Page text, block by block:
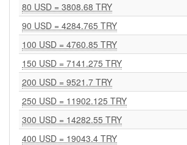
80 USD = 3808.68 TRY
90 USD = 4284.765 TRY
100 USD = 4760.85 TRY
150 USD = 7141.275 TRY
200 USD = 9521.7 TRY
250 USD = 11902.125 TRY
300 USD = 14282.55 TRY
400 USD = 19043.4 TRY